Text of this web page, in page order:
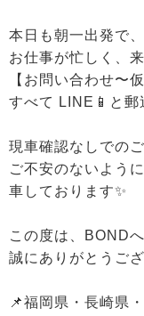
本日も朝一出発で
お仕事が忙しく、
【お問い合わせ〜
すべて LINE📱と郵
現車確認なしでの
ご不安のないよう
車しております✨
この度は、BOND
誠にありがとうご
📌福岡県・長崎県